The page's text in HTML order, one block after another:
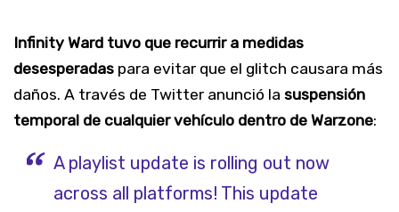
Infinity Ward tuvo que recurrir a medidas
desesperadas para evitar que el glitch causara más
daños. A través de Twitter anunció la suspensión
temporal de cualquier vehículo dentro de Warzone:
A playlist update is rolling out now
across all platforms! This update